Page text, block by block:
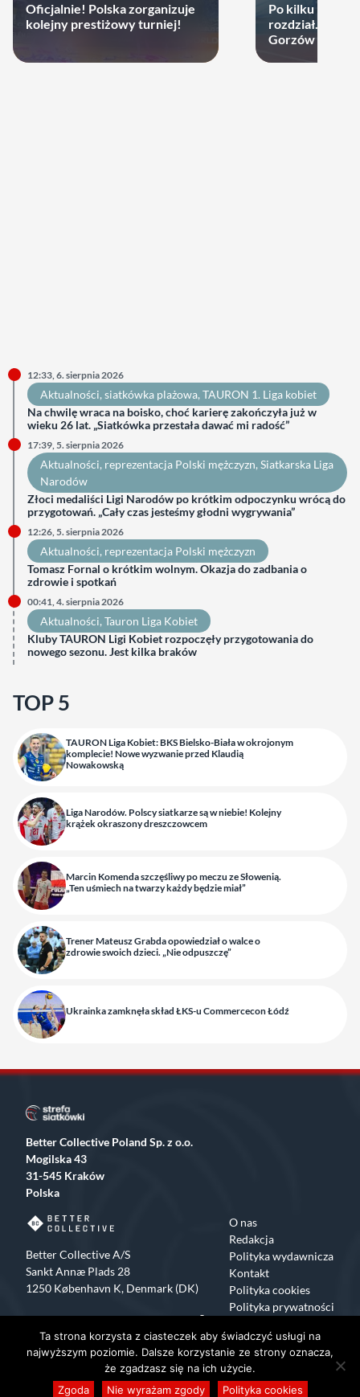
Oficjalnie! Polska zorganizuje
kolejny prestiżowy turniej!
Po kilku latach
rozdział.
Gorzów może
12:33, 6. sierpnia 2026
Aktualności, siatkówka plażowa, TAURON 1. Liga kobiet
Na chwilę wraca na boisko, choć karierę zakończyła już w
wieku 26 lat. „Siatkówka przestała dawać mi radość”
17:39, 5. sierpnia 2026
Aktualności, reprezentacja Polski mężczyzn, Siatkarska Liga
Narodów
Złoci medaliści Ligi Narodów po krótkim odpoczynku wrócą do
przygotowań. „Cały czas jesteśmy głodni wygrywania”
12:26, 5. sierpnia 2026
Aktualności, reprezentacja Polski mężczyzn
Tomasz Fornal o krótkim wolnym. Okazja do zadbania o
zdrowie i spotkań
00:41, 4. sierpnia 2026
Aktualności, Tauron Liga Kobiet
Kluby TAURON Ligi Kobiet rozpoczęły przygotowania do
nowego sezonu. Jest kilka braków
TOP 5
TAURON Liga Kobiet: BKS Bielsko-Biała w okrojonym
komplecie! Nowe wyzwanie przed Klaudią
Nowakowską
Liga Narodów. Polscy siatkarze są w niebie! Kolejny
krążek okraszony dreszczowcem
Marcin Komenda szczęśliwy po meczu ze Słowenią.
„Ten uśmiech na twarzy każdy będzie miał”
Trener Mateusz Grabda opowiedział o walce o
zdrowie swoich dzieci. „Nie odpuszczę”
Ukrainka zamknęła skład ŁKS-u Commercecon Łódź
Better Collective Poland Sp. z o.o.
Mogilska 43
31-545 Kraków
Polska
Better Collective A/S
Sankt Annæ Plads 28
1250 København K, Denmark (DK)
O nas
Redakcja
Polityka wydawnicza
Kontakt
Polityka cookies
Polityka prywatności
Facebook
X Instagram
TikTok
Copyrights 2015-2024 Strefa Siatkówki All rights reserved
Ta strona korzysta z ciasteczek aby świadczyć usługi na
najwyższym poziomie. Dalsze korzystanie ze strony oznacza,
że zgadzasz się na ich użycie.
Zgoda
Nie wyrażam zgody Polityka cookies